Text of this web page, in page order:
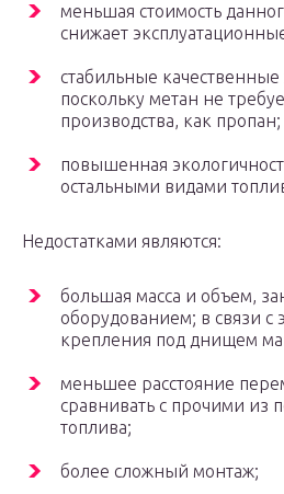
меньшая стоимость
снижает
стабильные качественные
поскольку метан не
производства, как пропан;
повышенная
остальными видами
Недостатками являются:
большая масса и объем,
оборудованием; в связи с
крепления под днищем
меньшее расстояние
сравнивать с прочими из
топлива;
более сложный монтаж;